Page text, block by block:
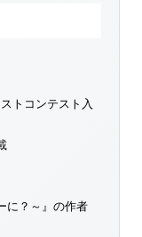
トコンテスト入
に？～』の作者